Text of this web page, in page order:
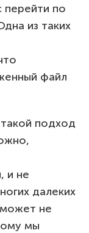
перейти по
из таких
файл
подход
и не
далеких
не
мы